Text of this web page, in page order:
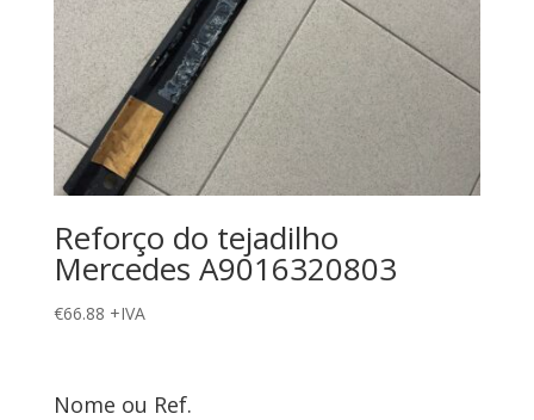
Reforço do tejadilho
Mercedes A9016320803
€66.88 +IVA
Nome ou Ref.